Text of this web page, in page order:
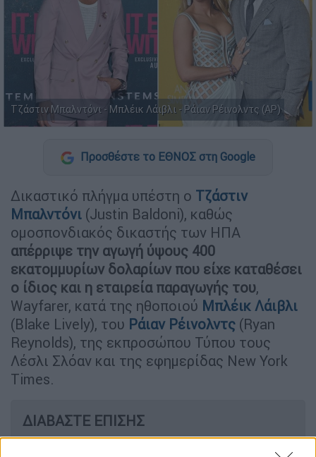
Τζάστιν Μπαλντόνι - Μπλέικ Λάιβλι - Ράιαν Ρέινολντς (AP)
Προσθέστε το ΕΘΝΟΣ στη Google
Δικαστικό πλήγμα υπέστη ο Τζάστιν
Μπαλντόνι (Justin Baldoni), καθώς
ομοσπονδιακός δικαστής των ΗΠΑ
απέρριψε την αγωγή ύψους 400
εκατομμυρίων δολαρίων που είχε καταθέσει
ο ίδιος και η εταιρεία παραγωγής του,
Wayfarer, κατά της ηθοποιού Μπλέικ Λάιβλι
(Blake Lively), του Ράιαν Ρέινολντς (Ryan
Reynolds), της εκπροσώπου Τύπου τους
Λέσλι Σλόαν και της εφημερίδας New York
Times.
ΔΙΑΒΑΣΤΕ ΕΠΙΣΗΣ